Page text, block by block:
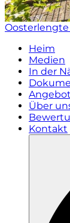
Oosterlengte
Heim
Medien
In der
Angebot
Über
Kontakt